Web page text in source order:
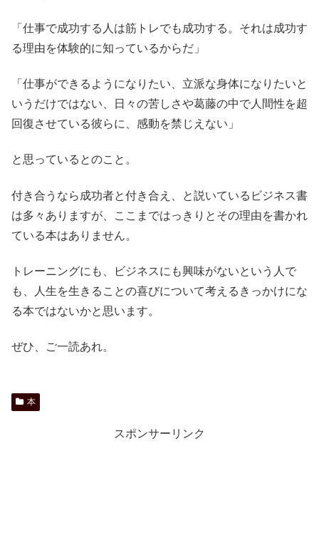
「仕事で成功する人は筋トレでも成功する。それは成功す
る理由を体験的に知っているからだ」
「仕事ができるようになりたい、立派な身体になりたいと
いうだけではない、日々の苦しさや葛藤の中で人間性を超
回復させている彼らに、感動を禁じえない」
と思っているとのこと。
付き合うなら成功者と付き合え、と説いているビジネス書
は多々ありますが、ここまではっきりとその理由を書かれ
ている本はありません。
トレーニングにも、ビジネスにも興味がないという人で
も、人生を生きることの喜びについて考えるきっかけにな
る本ではないかと思います。
ぜひ、ご一読あれ。
本
スポンサーリンク